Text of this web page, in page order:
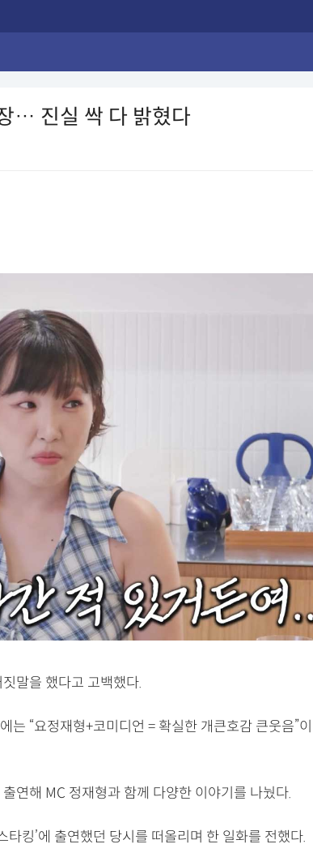
… 진실 싹 다 밝혔다
말을 했다고 고백했다.
는 “요정재형+코미디언 = 확실한 개큰호감 큰웃음”이
연해 MC 정재형과 함께 다양한 이야기를 나눴다.
타킹’에 출연했던 당시를 떠올리며 한 일화를 전했다.